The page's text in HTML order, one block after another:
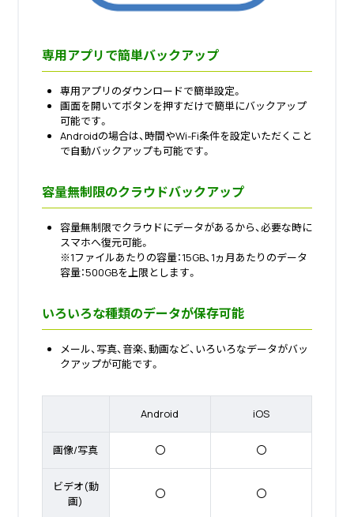
専用アプリで簡単バックアップ
専用アプリのダウンロードで簡単設定。
画面を開いてボタンを押すだけで簡単にバックアップ
可能です。
Androidの場合は、時間やWi-Fi条件を設定いただくこと
で自動バックアップも可能です。
容量無制限のクラウドバックアップ
容量無制限でクラウドにデータがあるから、必要な時に
スマホへ復元可能。
※1ファイルあたりの容量：15GB、1ヵ月あたりのデータ
容量：500GBを上限とします。
いろいろな種類のデータが保存可能
メール、写真、音楽、動画など、いろいろなデータがバッ
クアップが可能です。
Android iOS
画像/写真 〇 〇
ビデオ(動
画)
〇 〇